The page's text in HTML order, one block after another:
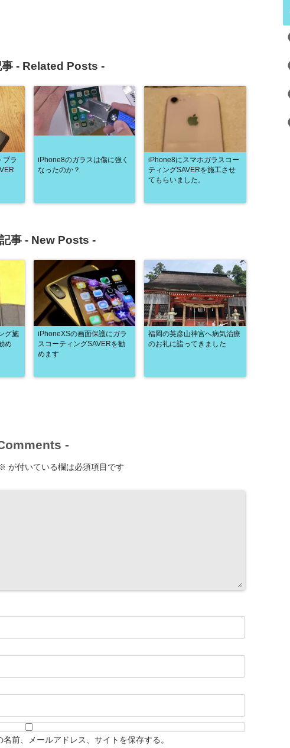
- Related Posts -
ブラ
iPhone8のガラスは傷に強く
なったのか？
iPhone8にスマホガラスコー
ティングSAVERを施工させ
てもらいました。
事 - New Posts -
グ施
め
iPhoneXSの画面保護にガラ
スコーティングSAVERを勧
めます
福岡の英彦山神宮へ病気治療
のお礼に詣ってきました
-
が付いている欄は必須項目です
前、メールアドレス、サイトを保存する。